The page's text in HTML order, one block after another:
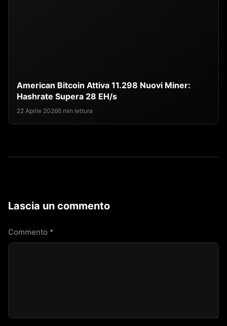
American Bitcoin Attiva 11.298 Nuovi Miner:
Hashrate Supera 28 EH/s
22 Aprile 20266 min lettura
Lascia un commento
Commento *